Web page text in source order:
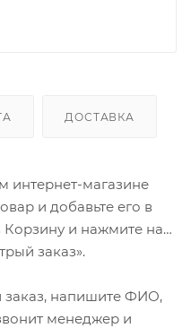
ДОСТАВКА
интернет-магазине
и добавьте его в
Корзину и нажмите на
заказ».
заказ, напишите ФИО,
менеджер и